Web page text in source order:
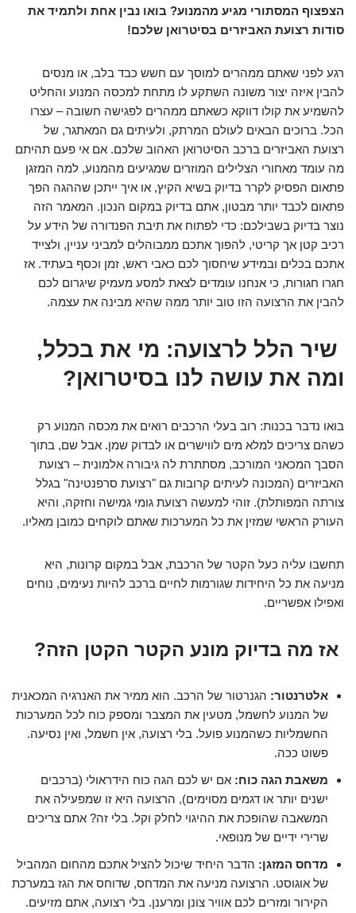
הצפצוף המסתורי מגיע מהמנוע? בואו נבין אחת ולתמיד את
סודות רצועת האביזרים בסיטרואן שלכם!
רגע לפני שאתם ממהרים למוסך עם חשש כבד בלב, או מנסים
להבין איזה יצור משונה השתקע לו מתחת למכסה המנוע והחליט
להשמיע את קולו דווקא כשאתם ממהרים לפגישה חשובה – עצרו
הכל. ברוכים הבאים לעולם המרתק, ולעיתים גם המאתגר, של
רצועת האביזרים ברכב הסיטרואן האהוב שלכם. אם אי פעם תהיתם
מה עומד מאחורי הצלילים המוזרים שמגיעים מהמנוע, למה המזגן
פתאום הפסיק לקרר בדיוק בשיא הקיץ, או איך ייתכן שההגה הפך
פתאום לכבד יותר מבטון, אתם בדיוק במקום הנכון. המאמר הזה
נוצר בדיוק בשבילכם: כדי לפתוח את תיבת הפנדורה של הידע על
רכיב קטן אך קריטי, להפוך אתכם ממבוהלים למביני עניין, ולצייד
אתכם בכלים ובמידע שיחסוך לכם כאבי ראש, זמן וכסף בעתיד. אז
חגרו חגורות, כי אנחנו עומדים לצאת למסע מעמיק שיגרום לכם
להבין את הרצועה הזו טוב יותר ממה שהיא מבינה את עצמה.
שיר הלל לרצועה: מי את בכלל,
ומה את עושה לנו בסיטרואן?
בואו נדבר בכנות: רוב בעלי הרכבים רואים את מכסה המנוע רק
כשהם צריכים למלא מים לווישרים או לבדוק שמן. אבל שם, בתוך
הסבך המכאני המורכב, מסתתרת לה גיבורה אלמונית – רצועת
האביזרים (המכונה לעיתים קרובות גם "רצועת סרפנטינה" בגלל
צורתה המפותלת). זוהי למעשה רצועת גומי גמישה וחזקה, והיא
העורק הראשי שמזין את כל המערכות שאתם לוקחים כמובן מאליו.
תחשבו עליה כעל הקטר של הרכבת, אבל במקום קרונות, היא
מניעה את כל היחידות שגורמות לחיים ברכב להיות נעימים, נוחים
ואפילו אפשריים.
אז מה בדיוק מונע הקטר הקטן הזה?
אלטרנטור: הגנרטור של הרכב. הוא ממיר את האנרגיה המכאנית
של המנוע לחשמל, מטעין את המצבר ומספק כוח לכל המערכות
החשמליות כשהמנוע פועל. בלי רצועה, אין חשמל, ואין נסיעה.
פשוט ככה.
משאבת הגה כוח: אם יש לכם הגה כוח הידראולי (ברכבים
ישנים יותר או דגמים מסוימים), הרצועה היא זו שמפעילה את
המשאבה שהופכת את ההיגוי לחלק וקל. בלי זה? אתם צריכים
שרירי ידיים של מנופאי.
מדחס המזגן: הדבר היחיד שיכול להציל אתכם מהחום המהביל
של אוגוסט. הרצועה מניעה את המדחס, שדוחס את הגז במערכת
הקירור ומזרים לכם אוויר צונן ומרענן. בלי רצועה, אתם מזיעים.